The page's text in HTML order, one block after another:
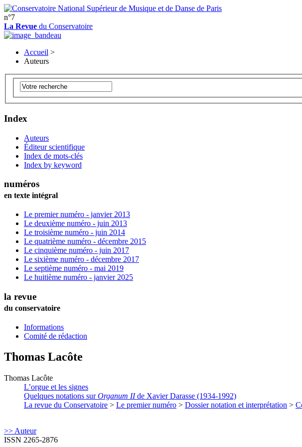
n°7
La Revue du Conservatoire
Accueil >
Auteurs
Index
Auteurs
Éditeur scientifique
Index de mots-clés
Index by keyword
numéros
en texte intégral
Le premier numéro - janvier 2013
Le deuxième numéro - juin 2013
Le troisième numéro - juin 2014
Le quatrième numéro - décembre 2015
Le cinquième numéro - juin 2017
Le sixième numéro - décembre 2017
Le septième numéro - mai 2019
Le huitième numéro - janvier 2025
la revue
du conservatoire
Informations
Comité de rédaction
Thomas Lacôte
Thomas Lacôte
L’orgue et les signes
Quelques notations surOrganum IIde Xavier Darasse (1934-1992)
La revue du Conservatoire > Le premier numéro > Dossier notation et interprétation >
>> Auteur
ISSN 2265-2876